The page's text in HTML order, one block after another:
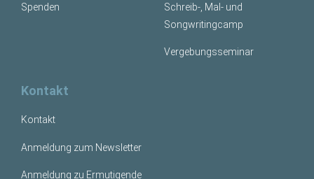
Spenden
Schreib-, Mal- und
Songwritingcamp
Vergebungsseminar
Kontakt
Kontakt
Anmeldung zum Newsletter
Anmeldung zu Ermutigende